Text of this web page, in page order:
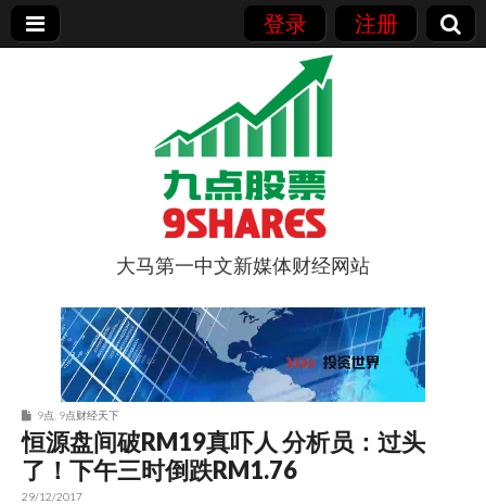
登录 注册
9点股票
大马第一中文新媒体财经网站
9点 9点财经天下
恒源盘间破RM19真吓人 分析员：过头
了！下午三时倒跌RM1.76
29/12/2017